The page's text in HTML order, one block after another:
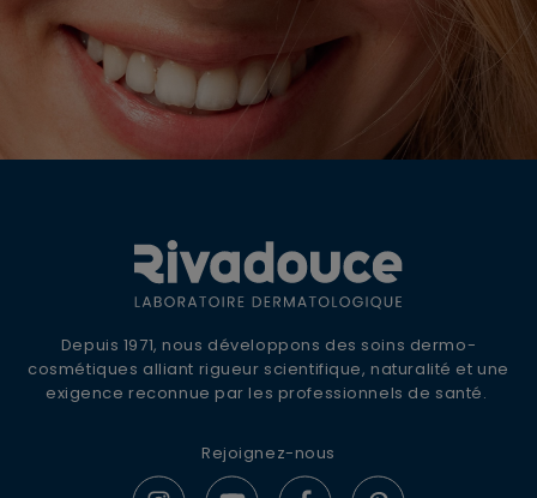
OFFRE DE BIENVENUE
10% DE REMISE +
LIVRAISON OFFERTE
Inscrivez-vous à la newsletter Rivadouce
pour recevoir nos conseils d'experts, nos
actualités et offres spéciales.
S'ABONNER
Depuis 1971, nous développons des soins dermo-
cosmétiques alliant rigueur scientifique, naturalité et une
exigence reconnue par les professionnels de santé.
Rejoignez-nous